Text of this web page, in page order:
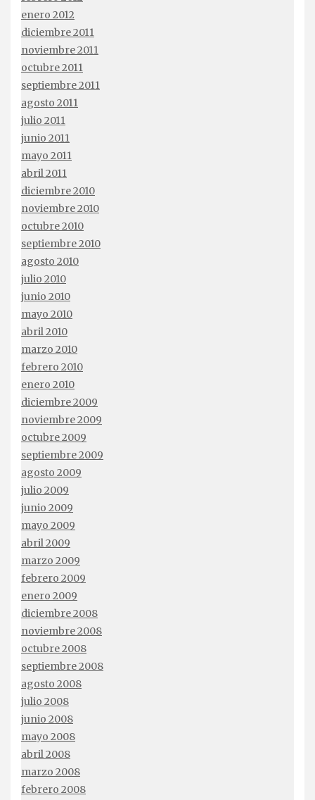
enero 2012
diciembre 2011
noviembre 2011
octubre 2011
septiembre 2011
agosto 2011
julio 2011
junio 2011
mayo 2011
abril 2011
diciembre 2010
noviembre 2010
octubre 2010
septiembre 2010
agosto 2010
julio 2010
junio 2010
mayo 2010
abril 2010
marzo 2010
febrero 2010
enero 2010
diciembre 2009
noviembre 2009
octubre 2009
septiembre 2009
agosto 2009
julio 2009
junio 2009
mayo 2009
abril 2009
marzo 2009
febrero 2009
enero 2009
diciembre 2008
noviembre 2008
octubre 2008
septiembre 2008
agosto 2008
julio 2008
junio 2008
mayo 2008
abril 2008
marzo 2008
febrero 2008